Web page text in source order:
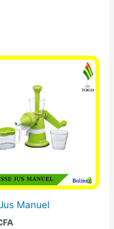
Manuel